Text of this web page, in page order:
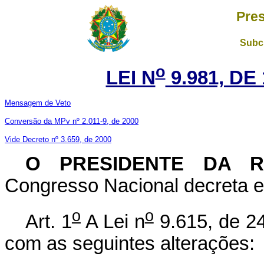
LEI No9.981, DE
Mensagem de Veto
Conversão da MPv nº 2.011-9, de 2000
Vide Decreto nº 3.659, de 2000
O PRESIDENTE DA
Congresso Nacional decreta
Art. 1oA Lei no9.615, de
com as seguintes alterações: